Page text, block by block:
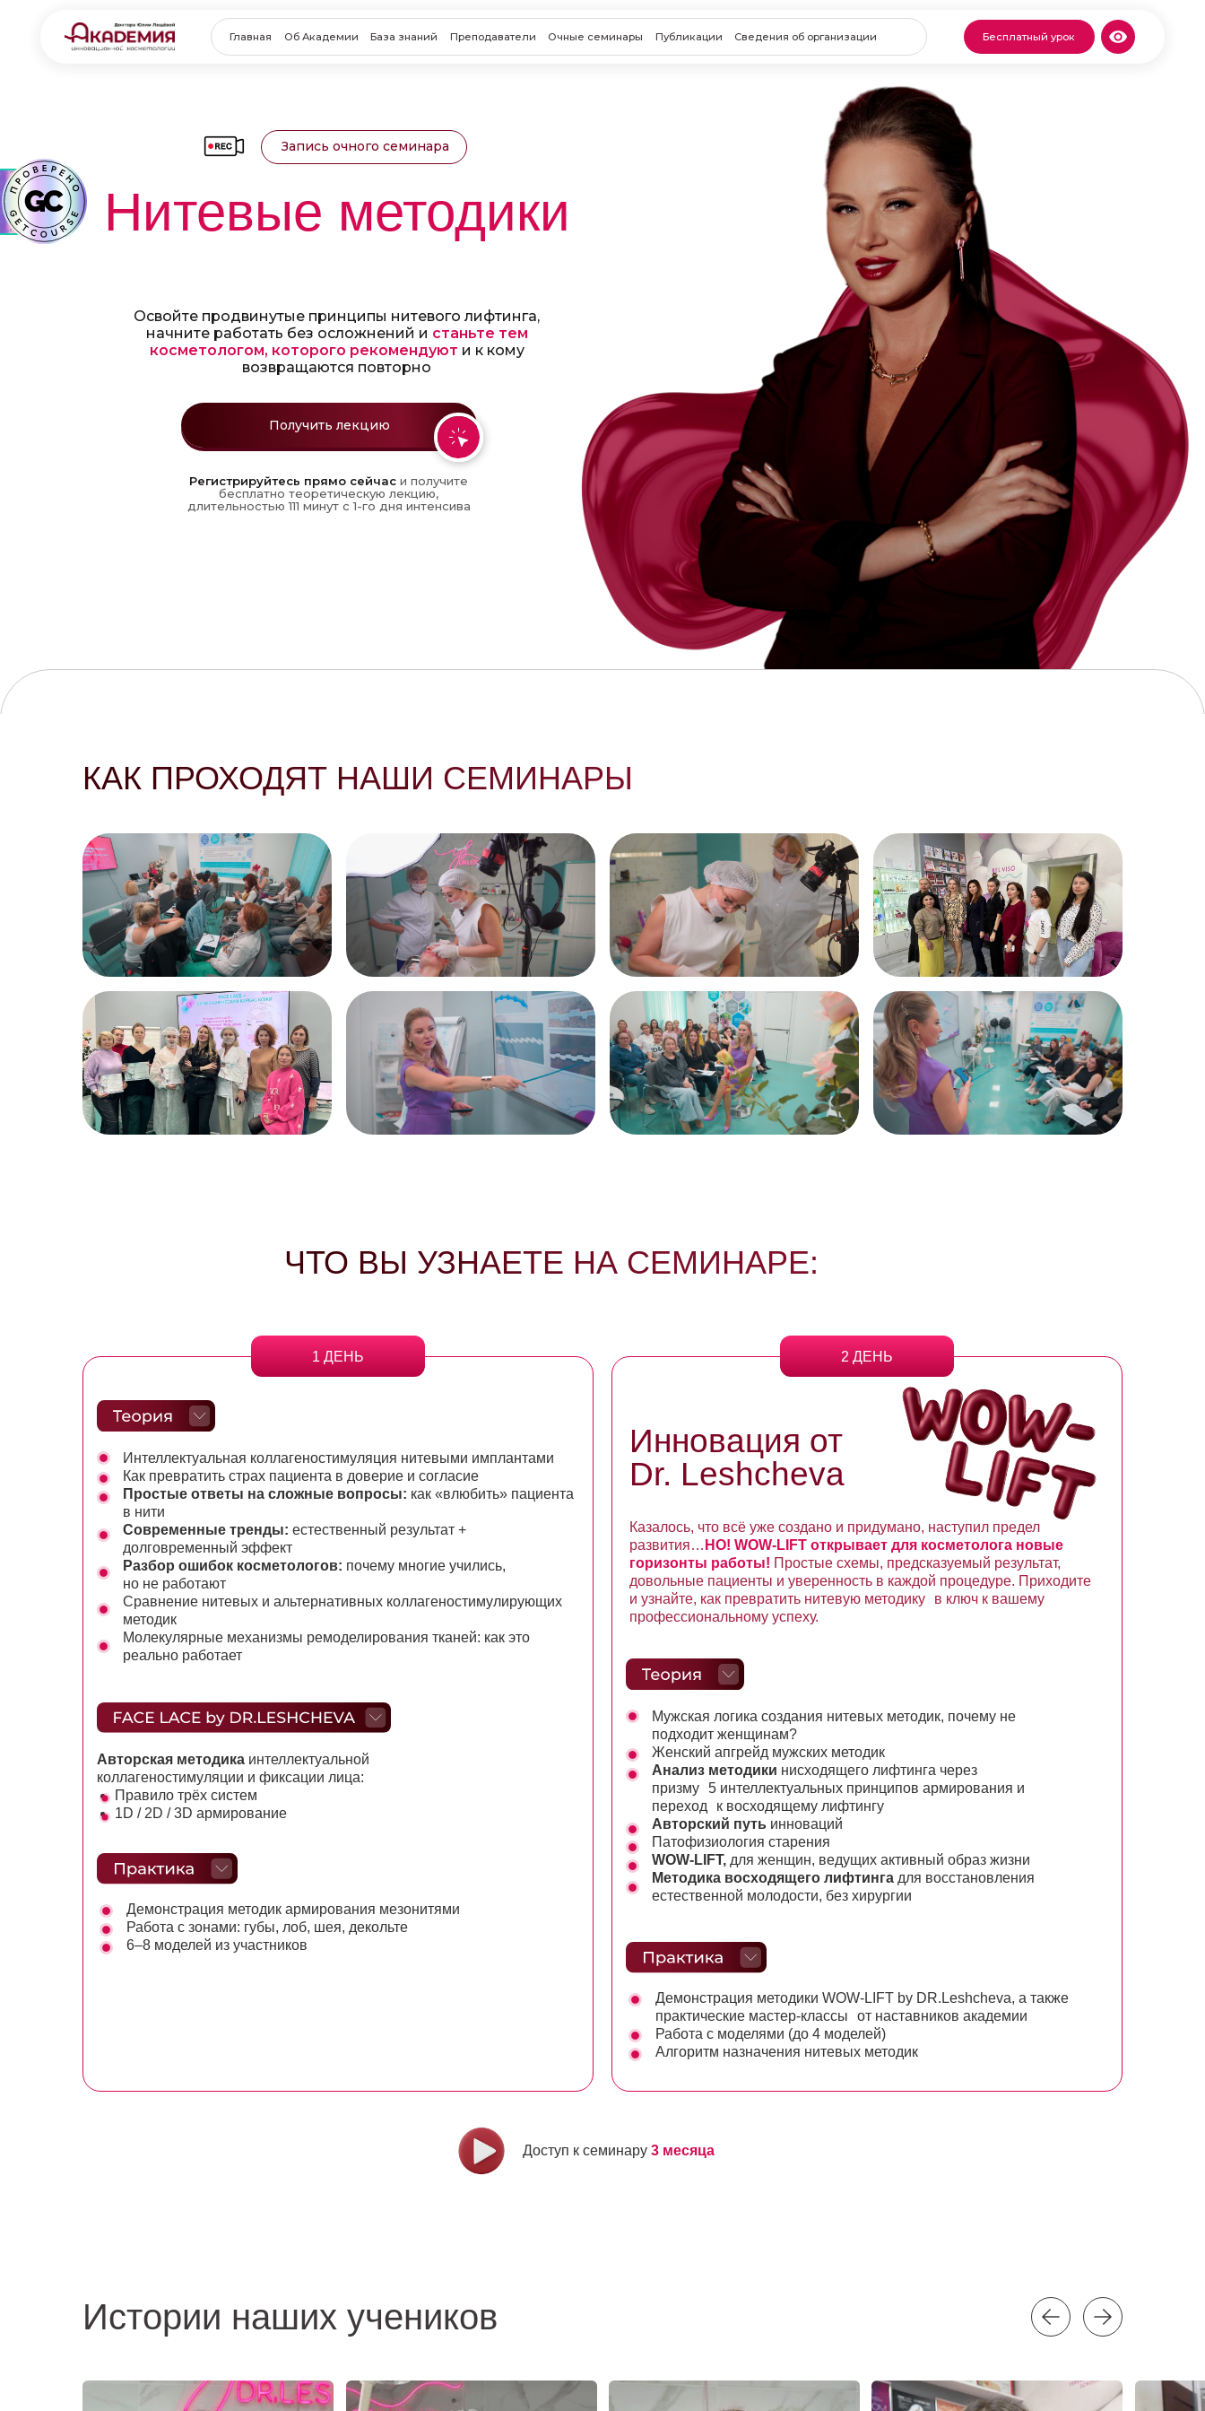
Главная Об Академии База знаний Преподаватели Очные семинары Публикации Сведения об организации Бесплатный урок
Нитевые методики
Освойте продвинутые принципы нитевого лифтинга,
начните работать без осложнений и станьте тем
косметологом, которого рекомендуют и к кому
возвращаются повторно
Получить лекцию
Регистрируйтесь прямо сейчас и получите
бесплатно теоретическую лекцию,
длительностью 111 минут с 1-го дня интенсива
Запись очного семинара
КАК ПРОХОДЯТ НАШИ СЕМИНАРЫ
Демонстрация методики WOW-LIFT by DR.Leshcheva, а также
практические мастер-классы от наставников академии
Работа с моделями (до 4 моделей)
Алгоритм назначения нитевых методик
Мужская логика создания нитевых методик, почему не
подходит женщинам?
Женский апгрейд мужских методик
Анализ методики нисходящего лифтинга через
призму 5 интеллектуальных принципов армирования и
переход к восходящему лифтингу
Авторский путь инноваций
Патофизиология старения
WOW-LIFT, для женщин, ведущих активный образ жизни
Методика восходящего лифтинга для восстановления
естественной молодости, без хирургии
Казалось, что всё уже создано и придумано, наступил предел
развития… НО! WOW-LIFT открывает для косметолога новые
горизонты работы! Простые схемы, предсказуемый результат,
довольные пациенты и уверенность в каждой процедуре. Приходите
и узнайте, как превратить нитевую методику в ключ к вашему
профессиональному успеху.
2 ДЕНЬ
Инновация от
Dr. Leshcheva
Демонстрация методик армирования мезонитями
Работа с зонами: губы, лоб, шея, декольте
6–8 моделей из участников
Авторская методика интеллектуальной
коллагеностимуляции и фиксации лица:
Правило трёх систем
1D / 2D / 3D армирование
Интеллектуальная коллагеностимуляция нитевыми имплантами
Как превратить страх пациента в доверие и согласие
Простые ответы на сложные вопросы: как «влюбить» пациента
в нити
Современные тренды: естественный результат +
долговременный эффект
Разбор ошибок косметологов: почему многие учились,
но не работают
Сравнение нитевых и альтернативных коллагеностимулирующих
методик
Молекулярные механизмы ремоделирования тканей: как это
реально работает
1 ДЕНЬ
ЧТО ВЫ УЗНАЕТЕ НА СЕМИНАРЕ:
Доступ к семинару 3 месяца
Истории наших учеников